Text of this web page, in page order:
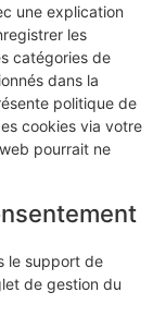
une explication
les
catégories de
dans la
politique de
cookies via votre
pourrait ne
le support de
de gestion du